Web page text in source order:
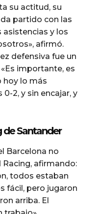
su actitud, su
partido con las
asistencias y los
afirmó.
defensiva fue un
importante, es
hoy lo más
2, y sin encajar, y
de Santander
Barcelona no
afirmando:
todos estaban
fácil, pero jugaron
arriba. El